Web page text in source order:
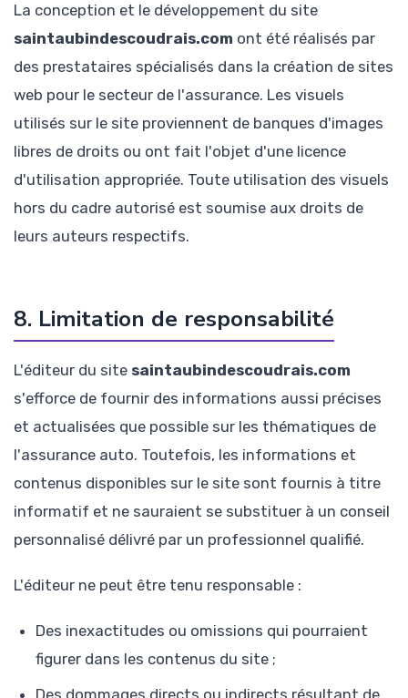
La conception et le développement du site
saintaubindescoudrais.com ont été réalisés par
des prestataires spécialisés dans la création de sites
web pour le secteur de l'assurance. Les visuels
utilisés sur le site proviennent de banques d'images
libres de droits ou ont fait l'objet d'une licence
d'utilisation appropriée. Toute utilisation des visuels
hors du cadre autorisé est soumise aux droits de
leurs auteurs respectifs.
8. Limitation de responsabilité
L'éditeur du site saintaubindescoudrais.com
s'efforce de fournir des informations aussi précises
et actualisées que possible sur les thématiques de
l'assurance auto. Toutefois, les informations et
contenus disponibles sur le site sont fournis à titre
informatif et ne sauraient se substituer à un conseil
personnalisé délivré par un professionnel qualifié.
L'éditeur ne peut être tenu responsable :
Des inexactitudes ou omissions qui pourraient
figurer dans les contenus du site ;
Des dommages directs ou indirects résultant de